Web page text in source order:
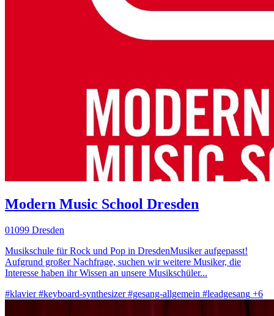
Modern Music School Dresden
01099 Dresden
Musikschule für Rock und Pop in DresdenMusiker aufgepasst!
Aufgrund großer Nachfrage, suchen wir weitere Musiker, die
Interesse haben ihr Wissen an unsere Musikschüler...
#klavier #keyboard-synthesizer #gesang-allgemein #leadgesang +6